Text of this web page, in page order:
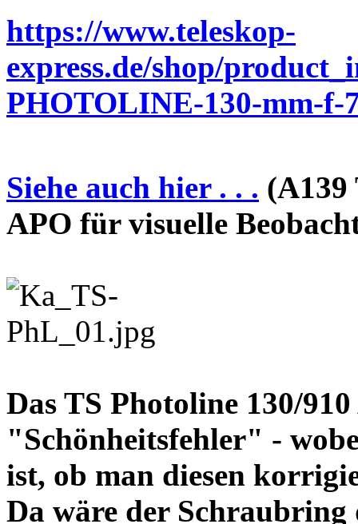
https://www.teleskop-
express.de/shop/
PHOTOLINE-130-mm-f-
Siehe auch hier . . . (A139
APO für visuelle
Das TS Photoline 130/
"Schönheitsfehler" -
ist, ob man diesen
Da wäre der